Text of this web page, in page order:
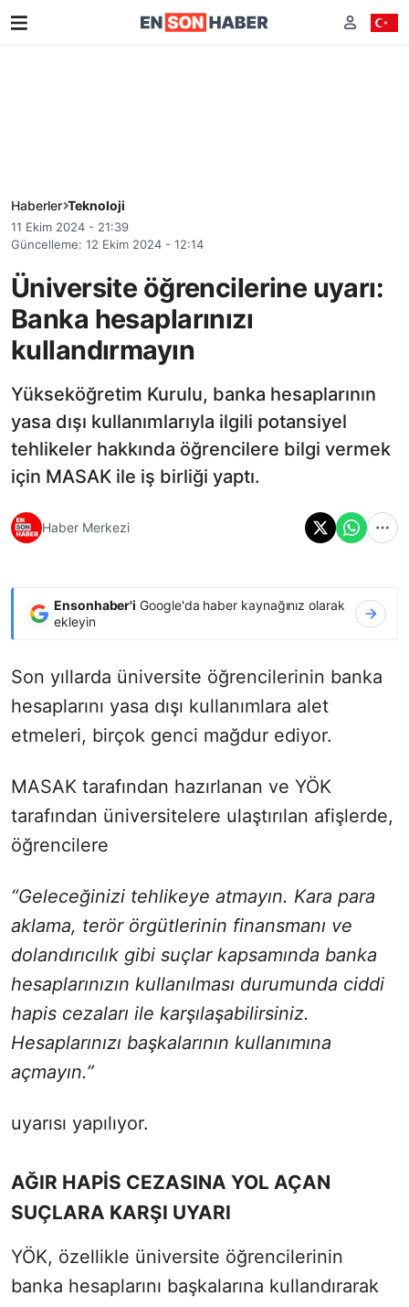
Haberler Teknoloji
11 Ekim 2024 - 21:39
Güncelleme: 12 Ekim 2024 - 12:14
Üniversite öğrencilerine uyarı:
Banka hesaplarınızı
kullandırmayın
Yükseköğretim Kurulu, banka hesaplarının
yasa dışı kullanımlarıyla ilgili potansiyel
tehlikeler hakkında öğrencilere bilgi vermek
için MASAK ile iş birliği yaptı.
Haber Merkezi
Ensonhaber'i Google'da haber kaynağınız olarak
ekleyin
Son yıllarda üniversite öğrencilerinin banka
hesaplarını yasa dışı kullanımlara alet
etmeleri, birçok genci mağdur ediyor.
MASAK tarafından hazırlanan ve YÖK
tarafından üniversitelere ulaştırılan afişlerde,
öğrencilere
“Geleceğinizi tehlikeye atmayın. Kara para
aklama, terör örgütlerinin finansmanı ve
dolandırıcılık gibi suçlar kapsamında banka
hesaplarınızın kullanılması durumunda ciddi
hapis cezaları ile karşılaşabilirsiniz.
Hesaplarınızı başkalarının kullanımına
açmayın.”
uyarısı yapılıyor.
AĞIR HAPİS CEZASINA YOL AÇAN
SUÇLARA KARŞI UYARI
YÖK, özellikle üniversite öğrencilerinin
banka hesaplarını başkalarına kullandırarak